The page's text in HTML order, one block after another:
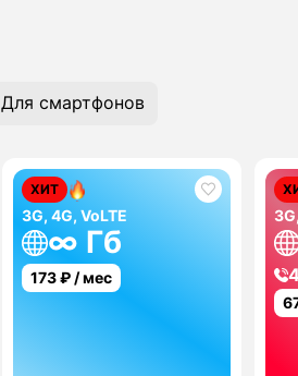
Для смартфонов
ХИТ
3G, 4G, VoLTE
∞ Гб
173₽ / мес